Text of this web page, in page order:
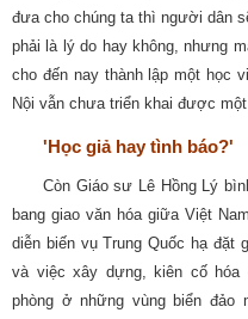
đưa cho chúng ta thì người dân
phải là lý do hay không, nhưng
cho đến nay thành lập một học
Nội vẫn chưa triển khai được
'Học giả hay tình báo?'
Còn Giáo sư Lê Hồng Lý
bang giao văn hóa giữa Việt
diễn biến vụ Trung Quốc hạ đặt
và việc xây dựng, kiên cố hóa
phòng ở những vùng biển đảo